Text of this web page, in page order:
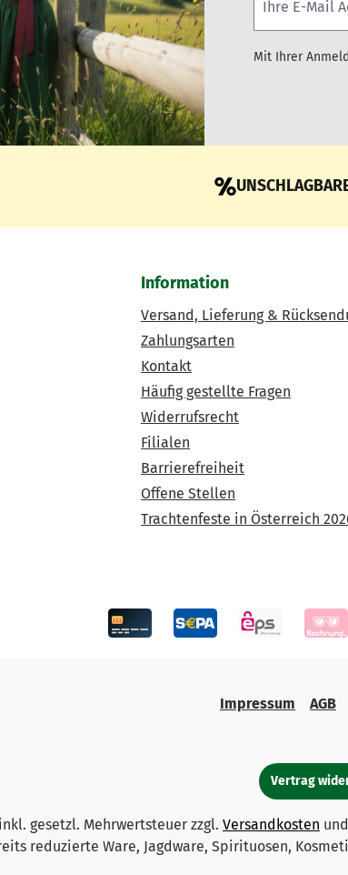
Mit Ihrer
Information
Versand, Lieferung &
Zahlungsarten
Kontakt
Häufig gestellte Fragen
Widerrufsrecht
Filialen
Barrierefreiheit
Offene Stellen
Trachtenfeste in Österreich
Impressum AGB
Vertrag
gesetzl. Mehrwertsteuer zzgl. Versandkosten
reduzierte Ware, Jagdware, Spirituosen,